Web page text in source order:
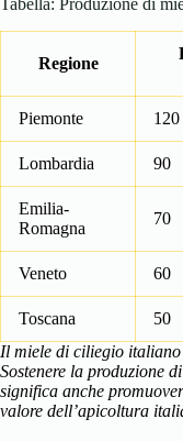
Tabella: Produzione di
Regione
Piemonte 120
Lombardia 90
Emilia-
Romagna
70
Veneto 60
Toscana
50
Il miele di ciliegio italiano
Sostenere la produzione
significa anche
valore dell’apicoltura